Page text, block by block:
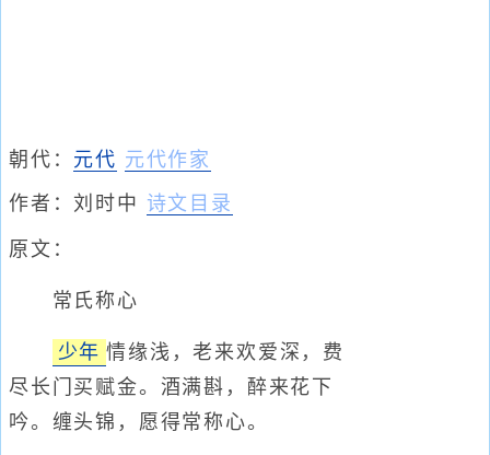
朝代： 元代 元代作家
作者：刘时中 诗文目录
原文：
常氏称心
少年 情缘浅，老来欢爱深，费
尽长门买赋金。酒满斟，醉来花下
吟。缠头锦，愿得常称心。